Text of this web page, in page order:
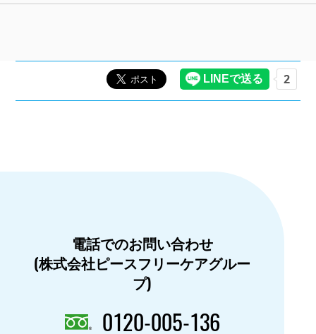
電話でのお問い合わせ
(株式会社ピースフリーケアグルー
プ)
0120-005-136